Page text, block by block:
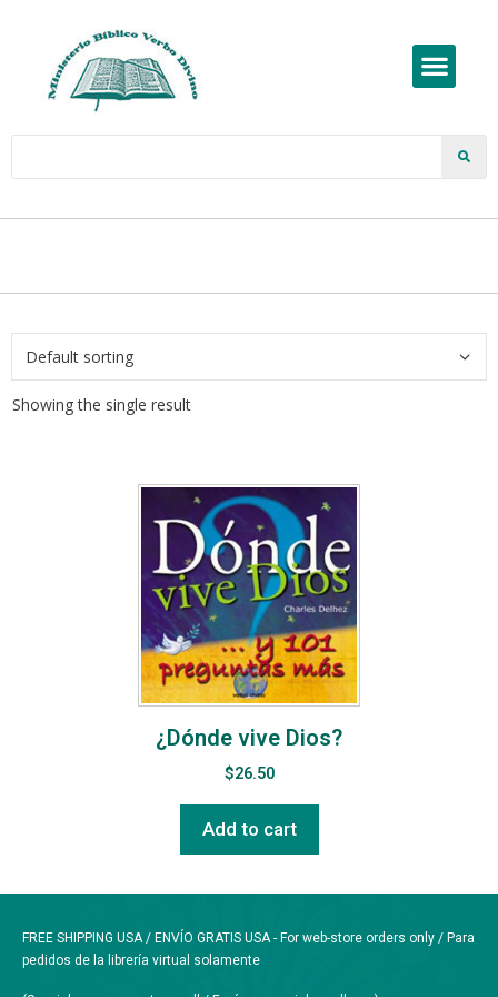
Showing the single result
¿Dónde vive Dios?
$26.50
Add to cart
FREE SHIPPING USA / ENVÍO GRATIS USA - For web-store orders only / Para
pedidos de la librería virtual solamente